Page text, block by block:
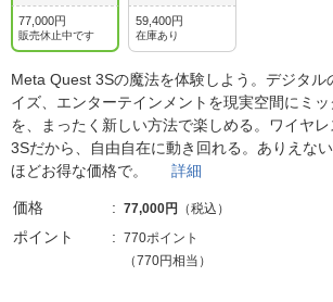
77,000円
販売休止中です
59,400円
在庫あり
Meta Quest 3Sの魔法を体験しよう。デジタル
イズ、エンターテインメントを現実空間にミ
を、まったく新しい方法で楽しめる。ワイヤ
3Sだから、自由自在に動き回れる。ありえな
ほどお得な価格で。 詳細
価格 77,000円 （税込）
ポイント
770ポイント
（770円相当）